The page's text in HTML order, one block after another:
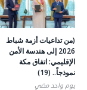
(من تداعيات أزمة شباط
2026 إلى هندسة الأمن
الإقليمي: اتفاق مكة
نموذجاً.. (19)
يوم واحد ‎مضي